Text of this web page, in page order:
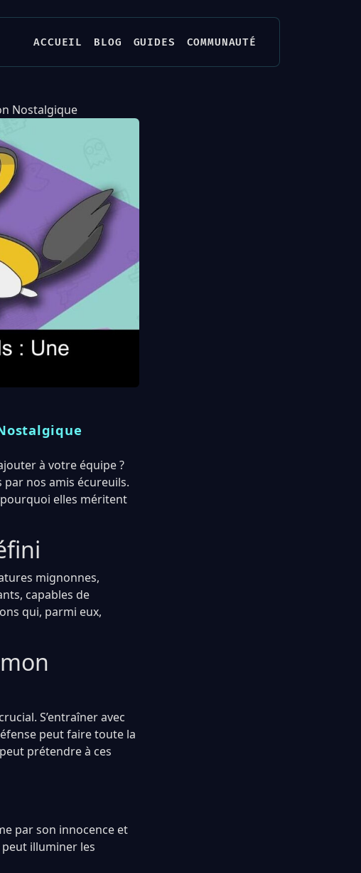
ACCUEIL BLOG GUIDES COMMUNAUTÉ
Nostalgique
à votre équipe ?
par nos amis écureuils.
elles méritent
mignonnes,
capables de
qui, parmi eux,
S’entraîner avec
peut faire toute la
prétendre à ces
par son innocence et
peut illuminer les